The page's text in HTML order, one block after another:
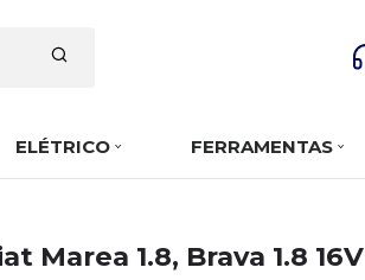
ELÉTRICO FERRAMENTAS
Marea 1.8, Brava 1.8 16V